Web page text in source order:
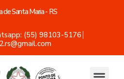
de Santa Maria - RS
(55) 98103-5176